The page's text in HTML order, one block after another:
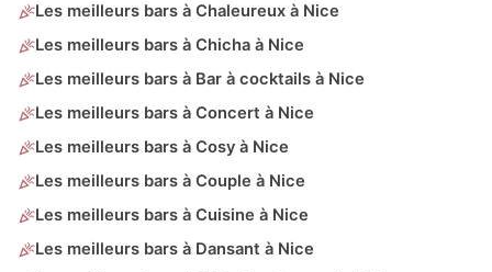
Les meilleurs bars à Chaleureux à Nice
Les meilleurs bars à Chicha à Nice
Les meilleurs bars à Bar à cocktails à Nice
Les meilleurs bars à Concert à Nice
Les meilleurs bars à Cosy à Nice
Les meilleurs bars à Couple à Nice
Les meilleurs bars à Cuisine à Nice
Les meilleurs bars à Dansant à Nice